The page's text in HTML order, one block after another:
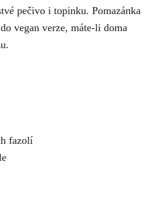
pečivo i topinku. Pomazánka
vegan verze, máte-li doma
fazolí